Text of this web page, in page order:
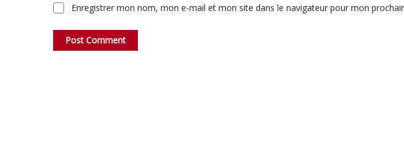
Enregistrer mon nom, mon e-mail et mon site dans le navigateur pour mon